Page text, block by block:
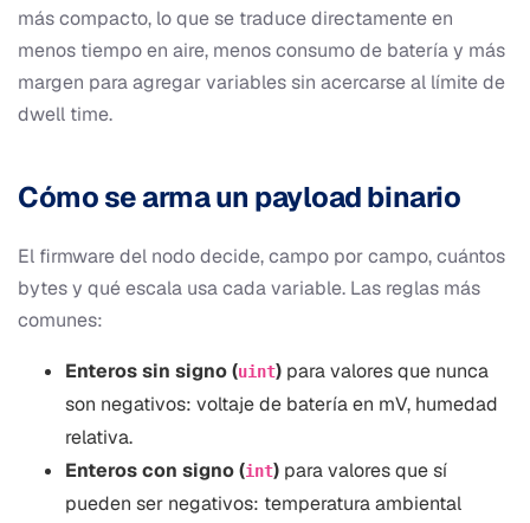
más compacto, lo que se traduce directamente en
menos tiempo en aire, menos consumo de batería y más
margen para agregar variables sin acercarse al límite de
dwell time.
Cómo se arma un payload binario
El firmware del nodo decide, campo por campo, cuántos
bytes y qué escala usa cada variable. Las reglas más
comunes:
Enteros sin signo (uint) para valores que nunca
son negativos: voltaje de batería en mV, humedad
relativa.
Enteros con signo (int) para valores que sí
pueden ser negativos: temperatura ambiental